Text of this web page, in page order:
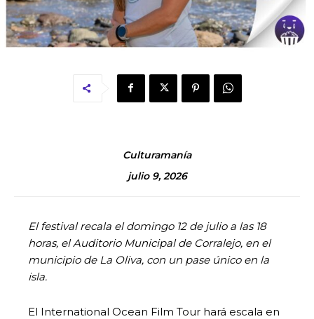
Culturamanía
julio 9, 2026
El festival recala el domingo 12 de julio a las 18
horas, el Auditorio Municipal de Corralejo, en el
municipio de La Oliva, con un pase único en la
isla.
El International Ocean Film Tour hará escala en